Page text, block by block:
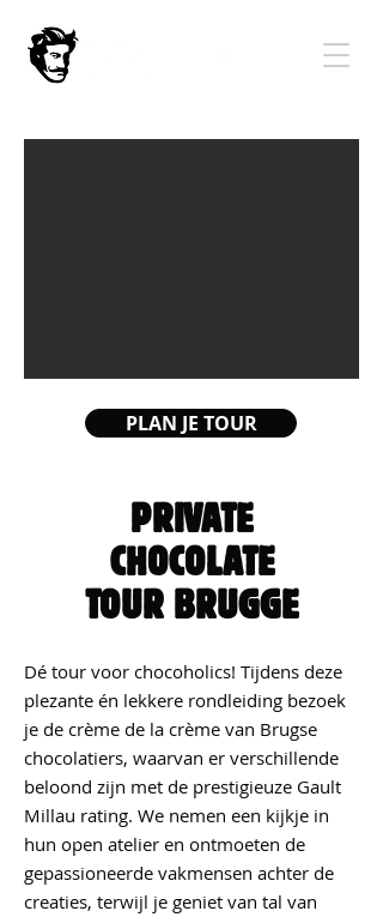
PLAN JE TOUR
PRIVATE
CHOCOLATE
TOUR BRUGGE
Dé tour voor chocoholics! Tijdens deze
plezante én lekkere rondleiding bezoek
je de crème de la crème van Brugse
chocolatiers, waarvan er verschillende
beloond zijn met de prestigieuze Gault
Millau rating. We nemen een kijkje in
hun open atelier en ontmoeten de
gepassioneerde vakmensen achter de
creaties, terwijl je geniet van tal van